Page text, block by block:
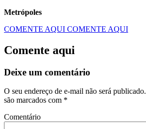
Metrópoles
COMENTE AQUI COMENTE AQUI
Comente aqui
Deixe um comentário
O seu endereço de e-mail não será publicado.
são marcados com *
Comentário